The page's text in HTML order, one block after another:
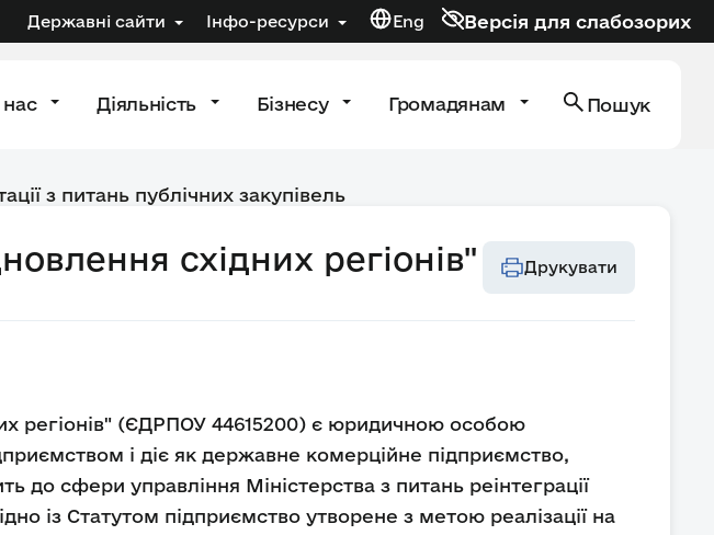
Державні сайти Інфо-ресурси Eng Версія для слабозорих
Діяльність Бізнесу Громадянам Пошук
з питань публічних закупівель
східних регіонів" Друкувати
регіонів" (ЄДРПОУ 44615200) є юридичною особою
і діє як державне комерційне підприємство,
до сфери управління Міністерства з питань реінтеграції
із Статутом підприємство утворене з метою реалізації на